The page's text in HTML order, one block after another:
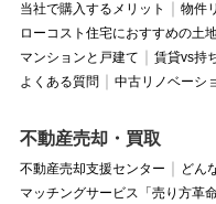
当社で購入するメリット
物件
ローコスト住宅におすすめの土
マンションと戸建て
賃貸vs持
よくある質問
中古リノベーシ
不動産売却・買取
不動産売却支援センター
どん
マッチングサービス「売り方革命